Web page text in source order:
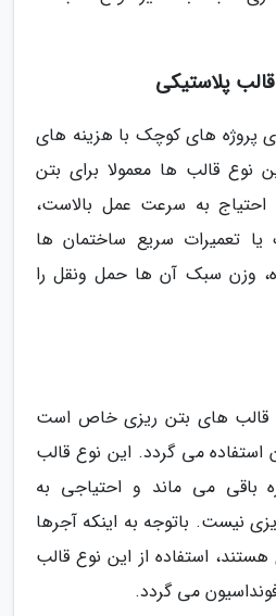
پلاستیکی
پروژه های کوچک با هزینه های
قالب ها معمولا برای بتن
به سرعت عمل بالاست،
یا تعمیرات سریع ساختمان ها
وزن سبک آن ها حمل ونقل را
قالب های بتن ریزی خاص است
استفاده می گردد. این نوع قالب
باقی می ماند و احتیاجی به
نیست. باتوجه به اینکه آجرها
استفاده از این نوع قالب
می گردد.